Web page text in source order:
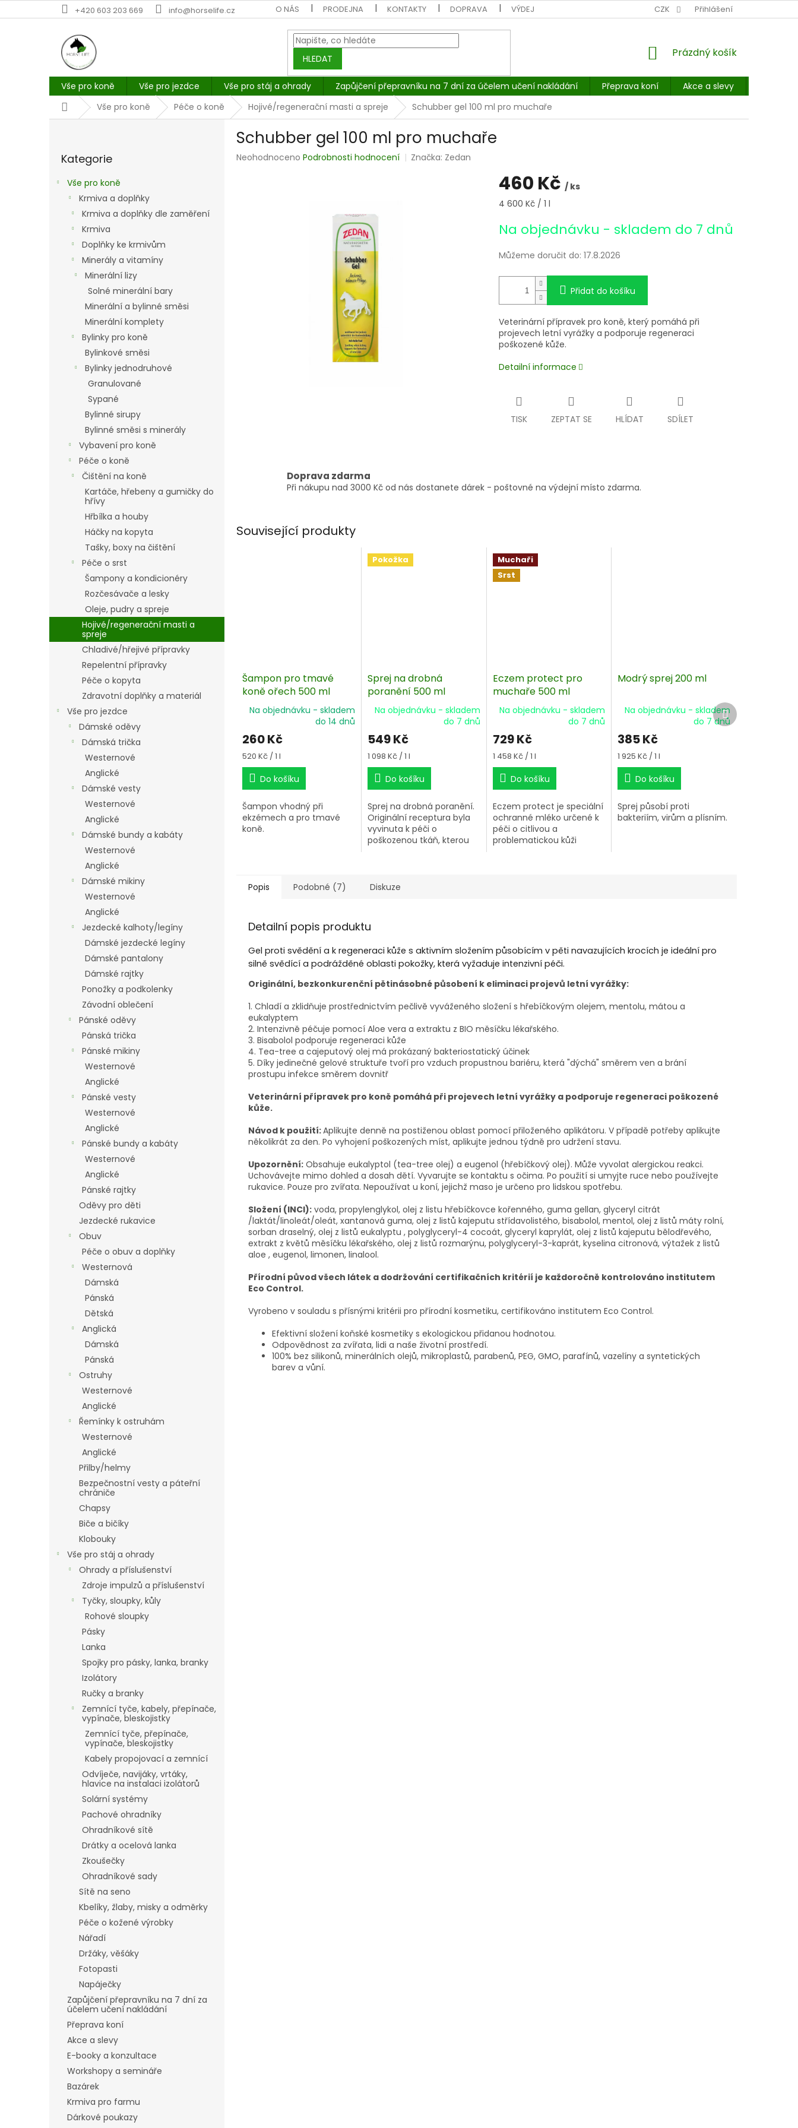
na
+420 603 203 669 info@horselife.cz O NÁS PRODEJNA KONTAKTY DOPRAVA VÝDEJNÍ MÍSTO: BALÍKOVNA, PPL, GLS, SUPERVÝDEJNY, UPS
CZK Přihlášení
HLEDAT
NÁKUPNÍ
Prázdný košík
Vše pro koně Vše pro jezdce Vše pro stáj a ohrady Zapůjčení přepravníku na 7 dní za účelem učení nakládání Přeprava koní Akce a slevy
DomůVše pro koně Péče o koně Hojivé/regenerační masti a spreje Schubber gel 100 ml pro muchaře
kategorie
Kategorie
Vše pro koně
Krmiva a doplňky
Krmiva a doplňky dle zaměření
Krmiva
Doplňky ke krmivům
Minerály a vitamíny
Minerální lizy
Solné minerální bary
Minerální a bylinné směsi
Minerální komplety
Bylinky pro koně
Bylinkové směsi
Bylinky jednodruhové
Granulované
Sypané
Bylinné sirupy
Bylinné směsi s minerály
Vybavení pro koně
Péče o koně
Čištění na koně
Kartáče, hřebeny a gumičky do
hřívy
Hřbílka a houby
Háčky na kopyta
Tašky, boxy na čištění
Péče o srst
Šampony a kondicionéry
Rozčesávače a lesky
Oleje, pudry a spreje
Hojivé/regenerační masti a
spreje
Chladivé/hřejivé přípravky
Repelentní přípravky
Péče o kopyta
Zdravotní doplňky a materiál
Vše pro jezdce
Dámské oděvy
Dámská trička
Westernové
Anglické
Dámské vesty
Westernové
Anglické
Dámské bundy a kabáty
Westernové
Anglické
Dámské mikiny
Westernové
Anglické
Jezdecké kalhoty/legíny
Dámské jezdecké legíny
Dámské pantalony
Dámské rajtky
Ponožky a podkolenky
Závodní oblečení
Pánské oděvy
Pánská trička
Pánské mikiny
Westernové
Anglické
Pánské vesty
Westernové
Anglické
Pánské bundy a kabáty
Westernové
Anglické
Pánské rajtky
Oděvy pro děti
Jezdecké rukavice
Obuv
Péče o obuv a doplňky
Westernová
Dámská
Pánská
Dětská
Anglická
Dámská
Pánská
Ostruhy
Westernové
Anglické
Řemínky k ostruhám
Westernové
Anglické
Přilby/helmy
Bezpečnostní vesty a páteřní
chrániče
Chapsy
Biče a bičíky
Klobouky
Vše pro stáj a ohrady
Ohrady a příslušenství
Zdroje impulzů a příslušenství
Tyčky, sloupky, kůly
Rohové sloupky
Pásky
Lanka
Spojky pro pásky, lanka, branky
Izolátory
Ručky a branky
Zemnící tyče, kabely, přepínače,
vypínače, bleskojistky
Zemnící tyče, přepínače,
vypínače, bleskojistky
Kabely propojovací a zemnící
Odvíječe, navijáky, vrtáky,
hlavice na instalaci izolátorů
Solární systémy
Pachové ohradníky
Ohradníkové sítě
Drátky a ocelová lanka
Zkoušečky
Ohradníkové sady
Sítě na seno
Kbelíky, žlaby, misky a odměrky
Péče o kožené výrobky
Nářadí
Držáky, věšáky
Fotopasti
Napáječky
Zapůjčení přepravníku na 7 dní za
účelem učení nakládání
Přeprava koní
Akce a slevy
E-booky a konzultace
Workshopy a semináře
Bazárek
Krmiva pro farmu
Dárkové poukazy
Schubber gel 100 ml pro muchaře
Průměrné
Neohodnoceno Podrobnosti hodnocení Značka: Zedan
460 Kč / ks
Měrná
4 600 Kč / 1 l
Na objednávku - skladem do 7 dnů
Můžeme doručit do: 17.8.2026
Přidat do košíku
Veterinární přípravek pro koně, který pomáhá při
projevech letní vyrážky a podporuje regeneraci
poškozené kůže.
Detailní informace
TISK ZEPTAT SE HLÍDAT SDÍLET
Doprava zdarma
Při nákupu nad 3000 Kč od nás dostanete dárek - poštovné na výdejní místo zdarma.
Související produkty
Šampon pro tmavé
koně ořech 500 ml
Na objednávku - skladem
do 14 dnů
260 Kč
Měrná
cena:
520 Kč / 1 l
Do košíku
Šampon vhodný při
ekzémech a pro tmavé
koně.
Pokožka
Sprej na drobná
poranění 500 ml
Na objednávku - skladem
do 7 dnů
549 Kč
Měrná
cena:
1 098 Kč / 1 l
Do košíku
Sprej na drobná poranění.
Originální receptura byla
vyvinuta k péči o
poškozenou tkáň, kterou
aloe) vykazuje silný
Muchaři
Srst
Eczem protect pro
muchaře 500 ml
Na objednávku - skladem
do 7 dnů
729 Kč
Měrná
cena:
1 458 Kč / 1 l
Do košíku
Eczem protect je speciální
ochranné mléko určené k
péči o citlivou a
problematickou kůži
Modrý sprej 200 ml
Na objednávku - skladem
do 7 dnů
385 Kč
Měrná
cena:
1 925 Kč / 1 l
Do košíku
Sprej působí proti
bakteriím, virům a plísním.
Další
produkt
Popis Podobné (7) Diskuze
Detailní popis produktu
Gel proti svědění a k regeneraci kůže s aktivním složením působícím v pěti navazujících krocích je ideální pro
silně svědící a podrážděné oblasti pokožky, která vyžaduje intenzivní péči.
Originální, bezkonkurenční pětinásobné působení k eliminaci projevů letní vyrážky:
1. Chladí a zklidňuje prostřednictvím pečlivě vyváženého složení s hřebíčkovým olejem, mentolu, mátou a
eukalyptem
2. Intenzivně péčuje pomocí Aloe vera a extraktu z BIO měsíčku lékařského.
3. Bisabolol podporuje regeneraci kůže
4. Tea-tree a cajeputový olej má prokázaný bakteriostatický účinek
5. Díky jedinečné gelové struktuře tvoří pro vzduch propustnou bariéru, která "dýchá" směrem ven a brání
prostupu infekce směrem dovnitř
Veterinární přípravek pro koně pomáhá při projevech letní vyrážky a podporuje regeneraci poškozené
kůže.
Návod k použití:Aplikujte denně na postiženou oblast pomocí přiloženého aplikátoru. V případě potřeby aplikujte
několikrát za den. Po vyhojení poškozených míst, aplikujte jednou týdně pro udržení stavu.
Upozornění: Obsahuje eukalyptol (tea-tree olej) a eugenol (hřebíčkový olej). Může vyvolat alergickou reakci.
Uchovávejte mimo dohled a dosah dětí. Vyvarujte se kontaktu s očima. Po použití si umyjte ruce nebo používejte
rukavice. Pouze pro zvířata. Nepoužívat u koní, jejichž maso je určeno pro lidskou spotřebu.
Složení (INCI): voda, propylenglykol, olej z listu hřebíčkovce kořenného, guma gellan, glyceryl citrát
/laktát/linoleát/oleát, xantanová guma, olej z listů kajeputu střídavolistého, bisabolol, mentol, olej z listů máty rolní,
sorban draselný, olej z listů eukalyptu , polyglyceryl-4 cocoát, glyceryl kaprylát, olej z listů kajeputu bělodřevého,
extrakt z květů měsíčku lékařského, olej z listů rozmarýnu, polyglyceryl-3-kaprát, kyselina citronová, výtažek z listů
aloe , eugenol, limonen, linalool.
Přírodní původ všech látek a dodržování certifikačních kritérií je každoročně kontrolováno institutem
Eco Control.
Vyrobeno v souladu s přísnými kritérii pro přírodní kosmetiku, certifikováno institutem Eco Control.
Efektivní složení koňské kosmetiky s ekologickou přidanou hodnotou.
Odpovědnost za zvířata, lidi a naše životní prostředí.
100% bez silikonů, minerálních olejů, mikroplastů, parabenů, PEG, GMO, parafínů, vazelíny a syntetických
barev a vůní.